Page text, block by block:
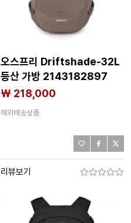
오스프리 Driftshade-32L
등산 가방 2143182897
₩ 218,000
해외배송상품
리뷰보기